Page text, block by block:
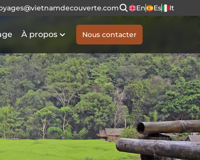
En Es It
À propos Nous contacter